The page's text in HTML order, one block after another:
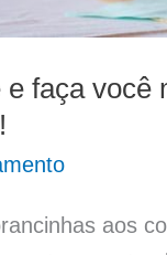
e faça você
aos